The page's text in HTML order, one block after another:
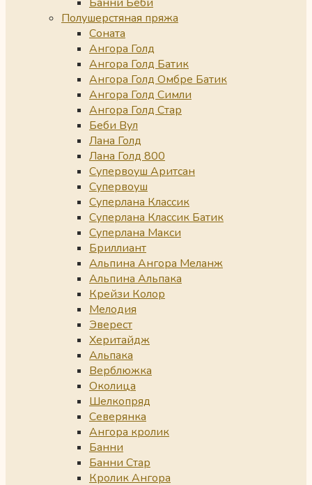
Полушерстяная пряжа
Соната
Ангора Голд
Ангора Голд Батик
Ангора Голд Омбре Батик
Ангора Голд Симли
Ангора Голд Стар
Беби Вул
Лана Голд
Лана Голд 800
Супервоуш Аритсан
Супервоуш
Суперлана Классик
Суперлана Классик Батик
Суперлана Макси
Бриллиант
Альпина Ангора Меланж
Альпина Альпака
Крейзи Колор
Мелодия
Эверест
Херитайдж
Альпака
Верблюжка
Околица
Шелкопряд
Северянка
Ангора кролик
Банни
Банни Стар
Кролик Ангора